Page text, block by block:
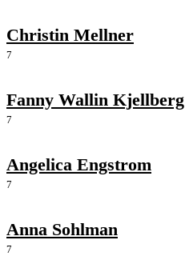
Christin Mellner
7
Fanny Wallin Kjellberg
7
Angelica Engstrom
7
Anna Sohlman
7